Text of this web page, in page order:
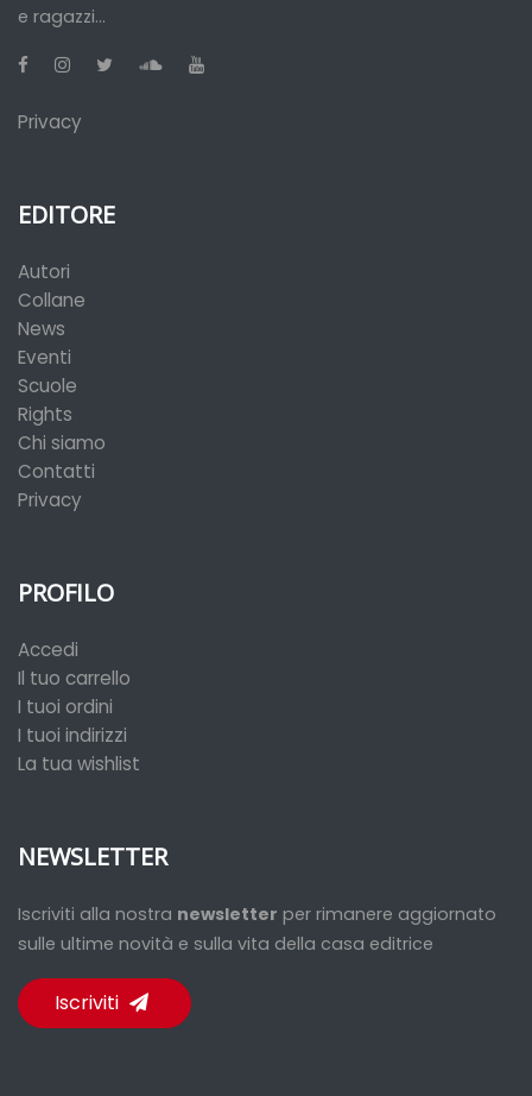
e ragazzi...
Privacy
EDITORE
Autori
Collane
News
Eventi
Scuole
Rights
Chi siamo
Contatti
Privacy
PROFILO
Accedi
Il tuo carrello
I tuoi ordini
I tuoi indirizzi
La tua wishlist
NEWSLETTER
Iscriviti alla nostra newsletter per rimanere aggiornato
sulle ultime novità e sulla vita della casa editrice
Iscriviti